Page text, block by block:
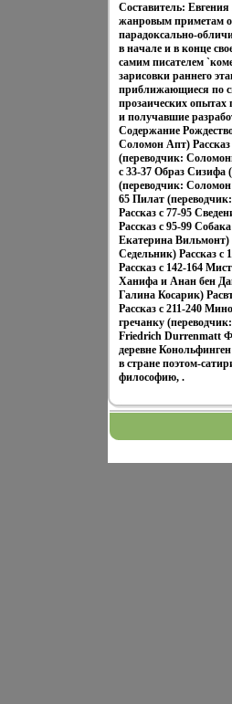
Составитель:
жанровым приметам
парадоксально-
в начале и в конце
самим писателем
зарисовки раннего
приближающиеся по
прозаических
и получавшие
Содержание
Соломон Апт)
(переводчик:
c 33-37 Образ Сизифа
(переводчик:
65 Пилат
Рассказ c 77-95
Рассказ c 95-99
Екатерина Вильмонт)
Седельник) Рассказ c
Рассказ c 142-164
Ханифа и Анан бен
Галина Косарик)
Рассказ c 211-240
гречанку
Friedrich Durrenmatt
деревне
в стране поэтом-
философию, .